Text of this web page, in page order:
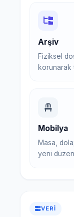
Arşiv
Fiziksel
korunarak
Mobilya
Masa,
yeni
VERI